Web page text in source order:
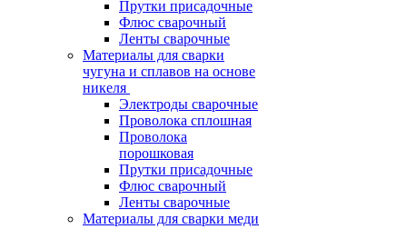
Прутки присадочные
Флюс сварочный
Ленты сварочные
Материалы для сварки
чугуна и сплавов на основе
никеля
Электроды сварочные
Проволока сплошная
Проволока
порошковая
Прутки присадочные
Флюс сварочный
Ленты сварочные
Материалы для сварки меди